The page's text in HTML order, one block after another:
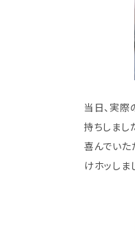
当日、実際
持ちしまし
喜んでいた
けホッしま